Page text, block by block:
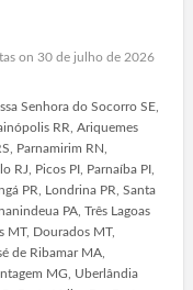
on 30 de julho de 2026
Senhora do Socorro SE,
RR, Ariquemes
Parnamirim RN,
RJ, Picos PI, Parnaíba PI,
PR, Londrina PR, Santa
PA, Três Lagoas
MT, Dourados MT,
de Ribamar MA,
MG, Uberlândia